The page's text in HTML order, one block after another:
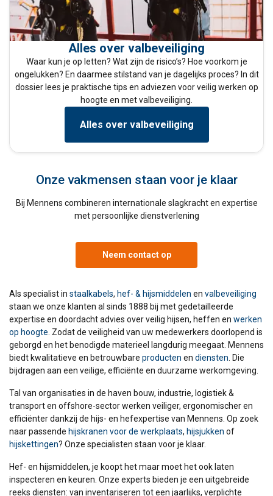
Alles over valbeveiliging
Waar kun je op letten? Wat zijn de risico’s? Hoe voorkom je
ongelukken? En daarmee stilstand van je dagelijks proces? In dit
dossier lees je praktische tips en adviezen voor veilig werken op
hoogte en met valbeveiliging.
Alles over valbeveiliging
Onze vakmensen staan voor je klaar
Bij Mennens combineren internationale slagkracht en expertise
met persoonlijke dienstverlening
Neem contact op
Als specialist in staalkabels, hef- & hijsmiddelen en valbeveiliging
staan we onze klanten al sinds 1888 bij met gedetailleerde
expertise en doordacht advies over veilig hijsen, heffen en werken
op hoogte. Zodat de veiligheid van uw medewerkers doorlopend is
geborgd en het benodigde materieel langdurig meegaat. Mennens
biedt kwalitatieve en betrouwbare producten en diensten. Die
bijdragen aan een veilige, efficiënte en duurzame werkomgeving.
Tal van organisaties in de haven bouw, industrie, logistiek &
transport en offshore-sector werken veiliger, ergonomischer en
efficiënter dankzij de hijs- en hefexpertise van Mennens. Op zoek
naar passende hijskranen voor de werkplaats, hijsjukken of
hijskettingen? Onze specialisten staan voor je klaar.
Hef- en hijsmiddelen, je koopt het maar moet het ook laten
inspecteren en keuren. Onze experts bieden je een uitgebreide
reeks diensten: van inventariseren tot een jaarlijks, verplichte